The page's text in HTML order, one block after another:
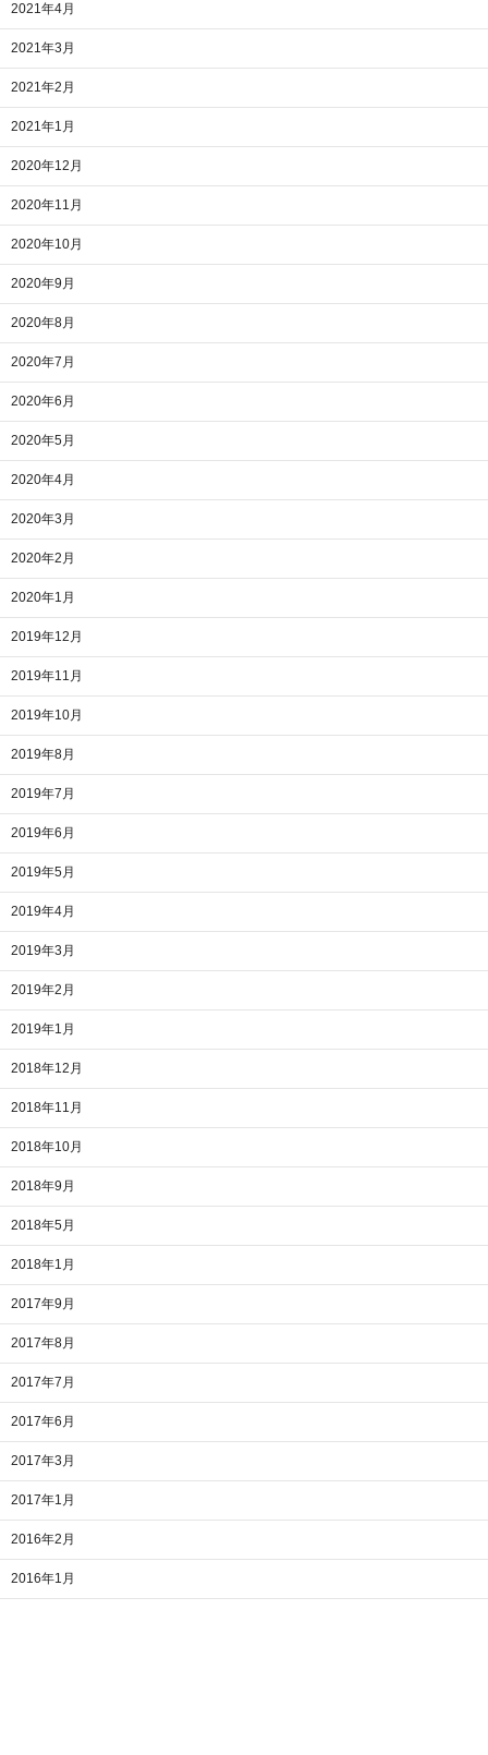
2021年4月
2021年3月
2021年2月
2021年1月
2020年12月
2020年11月
2020年10月
2020年9月
2020年8月
2020年7月
2020年6月
2020年5月
2020年4月
2020年3月
2020年2月
2020年1月
2019年12月
2019年11月
2019年10月
2019年8月
2019年7月
2019年6月
2019年5月
2019年4月
2019年3月
2019年2月
2019年1月
2018年12月
2018年11月
2018年10月
2018年9月
2018年5月
2018年1月
2017年9月
2017年8月
2017年7月
2017年6月
2017年3月
2017年1月
2016年2月
2016年1月